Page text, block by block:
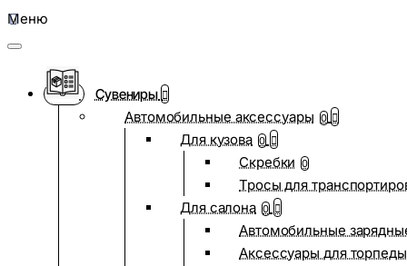
Меню
Сувениры
Автомобильные аксессуары 0
Для кузова 0
Скребки 0
Тросы для
Для салона 0
Автомобильные
Аксессуары для